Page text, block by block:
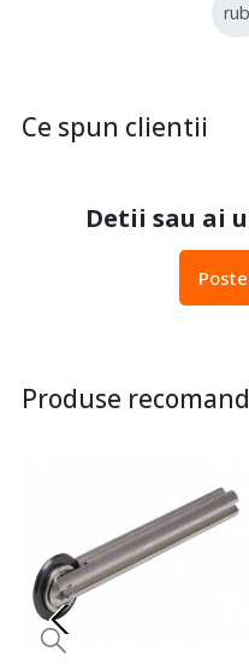
Ce spun clientii
Detii sau ai
Produse